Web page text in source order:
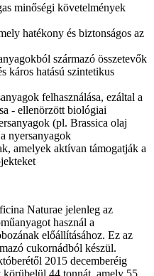
minőségi követelmények
hatékony és biztonságos az
származó összetevők
káros hatású szintetikus
felhasználása, ezáltal a
- ellenörzött biológiai
(pl. Brassica olaj
nyersanyagok
amelyek aktívan támogatják a
Naturae jelenleg az
használ a
előállításához. Ez az
cukornádból készül.
2015 decemberéig
44 tonnát, amely 55